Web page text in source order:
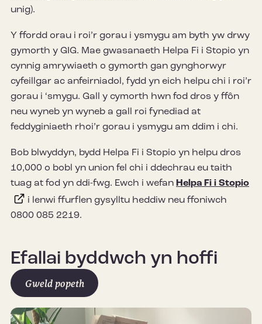
unig).
Y ffordd orau i roi’r gorau i ysmygu am byth yw drwy
gymorth y GIG. Mae gwasanaeth Helpa Fi i Stopio yn
cynnig amrywiaeth o gymorth gan gynghorwyr
cyfeillgar ac anfeirniadol, fydd yn eich helpu chi i roi’r
gorau i ‘smygu. Gall y cymorth hwn fod dros y ffôn
neu wyneb yn wyneb a gall roi fynediad at
feddyginiaeth rhoi’r gorau i ysmygu am ddim i chi.
Bob blwyddyn, bydd Helpa Fi i Stopio yn helpu dros
10,000 o bobl yn union fel chi i ddechrau eu taith
tuag at fod yn ddi-fwg. Ewch i wefan Helpa Fi i Stopio
i lenwi ffurflen gysylltu heddiw neu ffoniwch
0800 085 2219.
Efallai byddwch yn hoffi
Gweld popeth